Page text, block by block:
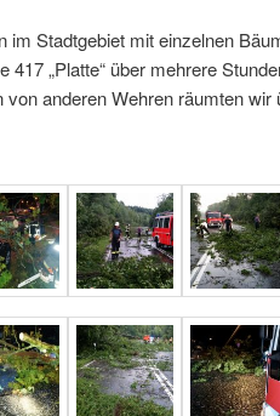
im Stadtgebiet mit einzelnen
„Platte“ über mehrere
anderen Wehren räumten wir